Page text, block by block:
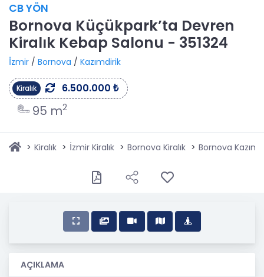
CB YÖN
Bornova Küçükpark’ta Devren
Kiralık Kebap Salonu - 351324
İzmir / Bornova / Kazımdirik
Kiralık 6.500.000 ₺
95 m2
Kiralık İzmir Kiralık Bornova Kiralık Bornova
AÇIKLAMA